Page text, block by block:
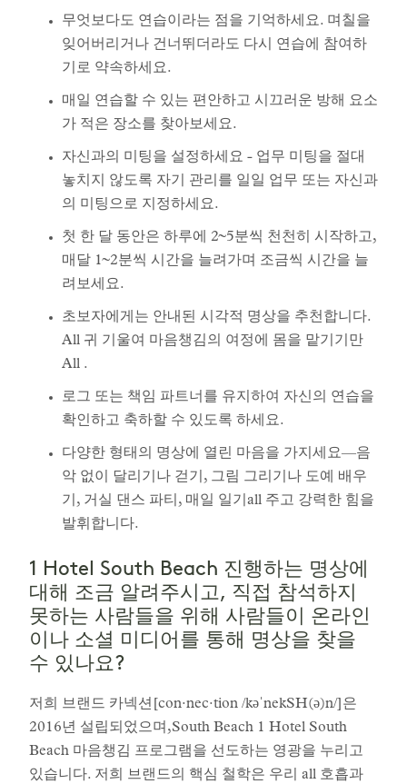
무엇보다도 연습이라는 점을 기억하세요. 며칠을
잊어버리거나 건너뛰더라도 다시 연습에 참여하
기로 약속하세요.
매일 연습할 수 있는 편안하고 시끄러운 방해 요소
가 적은 장소를 찾아보세요.
자신과의 미팅을 설정하세요 - 업무 미팅을 절대
놓치지 않도록 자기 관리를 일일 업무 또는 자신과
의 미팅으로 지정하세요.
첫 한 달 동안은 하루에 2~5분씩 천천히 시작하고,
매달 1~2분씩 시간을 늘려가며 조금씩 시간을 늘
려보세요.
초보자에게는 안내된 시각적 명상을 추천합니다.
All 귀 기울여 마음챙김의 여정에 몸을 맡기기만
All .
로그 또는 책임 파트너를 유지하여 자신의 연습을
확인하고 축하할 수 있도록 하세요.
다양한 형태의 명상에 열린 마음을 가지세요—음
악 없이 달리기나 걷기, 그림 그리기나 도예 배우
기, 거실 댄스 파티, 매일 일기all 주고 강력한 힘을
발휘합니다.
1 Hotel South Beach 진행하는 명상에
대해 조금 알려주시고, 직접 참석하지
못하는 사람들을 위해 사람들이 온라인
이나 소셜 미디어를 통해 명상을 찾을
수 있나요?
저희 브랜드 카넥션[con·nec·tion /kəˈnekSH(ə)n/]은
2016년 설립되었으며,South Beach 1 Hotel South
Beach 마음챙김 프로그램을 선도하는 영광을 누리고
있습니다. 저희 브랜드의 핵심 철학은 우리 all 호흡과